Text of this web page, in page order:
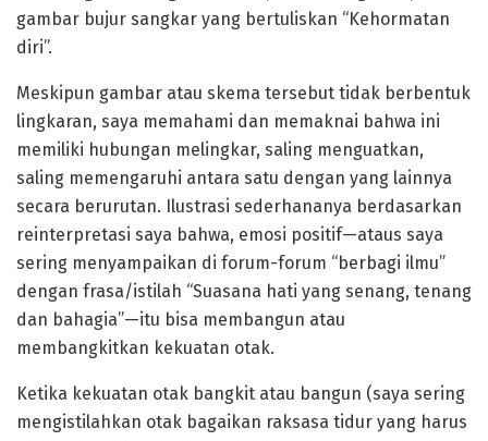
gambar bujur sangkar yang bertuliskan “Kehormatan
diri”.
Meskipun gambar atau skema tersebut tidak berbentuk
lingkaran, saya memahami dan memaknai bahwa ini
memiliki hubungan melingkar, saling menguatkan,
saling memengaruhi antara satu dengan yang lainnya
secara berurutan. Ilustrasi sederhananya berdasarkan
reinterpretasi saya bahwa, emosi positif—ataus saya
sering menyampaikan di forum-forum “berbagi ilmu”
dengan frasa/istilah “Suasana hati yang senang, tenang
dan bahagia”—itu bisa membangun atau
membangkitkan kekuatan otak.
Ketika kekuatan otak bangkit atau bangun (saya sering
mengistilahkan otak bagaikan raksasa tidur yang harus